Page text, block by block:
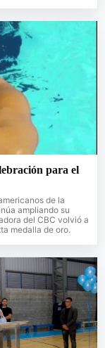
para el
de la
ampliando su
del CBC volvió a
medalla de oro.